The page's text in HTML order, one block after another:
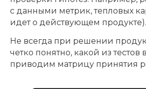
с данными метрик, тепловых
идет о действующем продукте).
Не всегда при решении
четко понятно, какой из тестов
приводим матрицу принятия